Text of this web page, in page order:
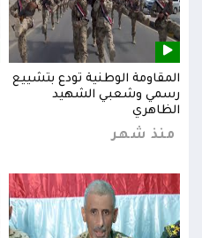
المقاومة الوطنية تودع بتشييع
رسمي وشعبي الشهيد
الظاهري
منذ شهر